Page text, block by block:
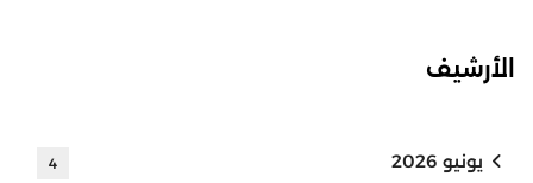
الأرشيف
يونيو 2026 4